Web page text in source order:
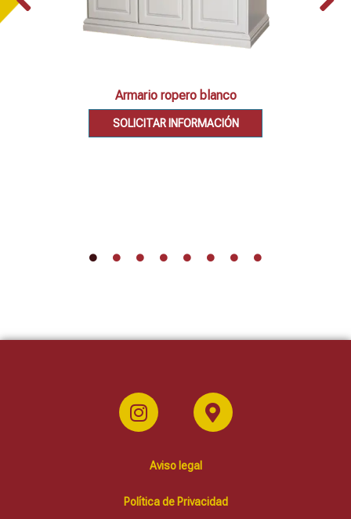
Armario ropero blanco
SOLICITAR INFORMACIÓN
Aviso legal
Política de Privacidad